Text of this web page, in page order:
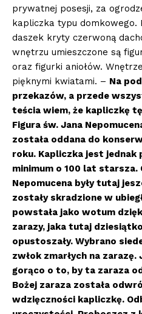
prywatnej posesji, za
kapliczka typu domkowego.
daszek kryty czerwoną
wnętrzu umieszczone są
oraz figurki aniołów.
pięknymi kwiatami. – Na
przekazów, a przede
teścia wiem, że kapliczkę
Figura św. Jana
została oddana do
roku. Kapliczka jest jednak
minimum o 100 lat starsza.
Nepomucena były tutaj
zostały skradzione w
powstała jako wotum
zarazy, jaka tutaj
opustoszały. Wybrano
zwłok zmarłych na zarazę.
gorąco o to, by ta zaraza
Bożej zaraza została odwr
wdzięczności kapliczkę.